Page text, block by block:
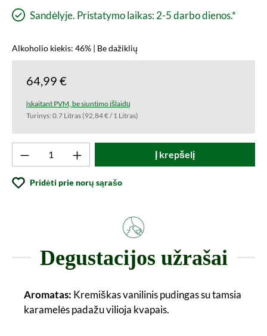
Sandėlyje. Pristatymo laikas: 2-5 darbo dienos.*
Alkoholio kiekis: 46% | Be dažiklių
64,99 €
įskaitant PVM, be siuntimo išlaidų
Turinys: 0.7 Litras(92,84 € / 1 Litras)
Produkto kiekis: Įveskite norimą vertę
Į krepšelį
Pridėti prie norų sąrašo
Degustacijos užrašai
Aromatas: Kremiškas vanilinis pudingas su tamsia
karamelės padažu vilioja kvapais.